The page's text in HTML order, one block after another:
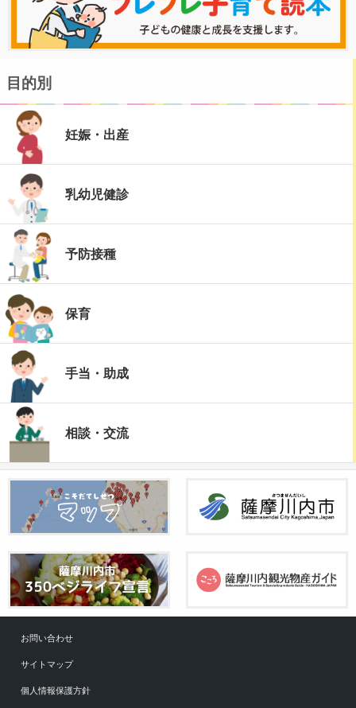
目的別
妊娠・出産
乳幼児健診
予防接種
保育
手当・助成
相談・交流
お問い合わせ
サイトマップ
個人情報保護方針